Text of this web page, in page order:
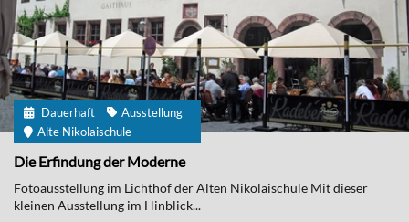
Dauerhaft
Ausstellung
Alte Nikolaischule
Die Erfindung der Moderne
Fotoausstellung im Lichthof der Alten Nikolaischule Mit dieser
kleinen Ausstellung im Hinblick...